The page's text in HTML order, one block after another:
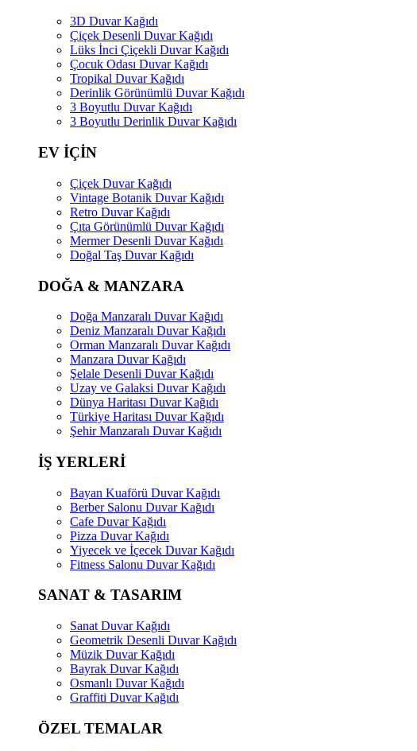
3D Duvar Kağıdı
Çiçek Desenli Duvar Kağıdı
Lüks İnci Çiçekli Duvar Kağıdı
Çocuk Odası Duvar Kağıdı
Tropikal Duvar Kağıdı
Derinlik Görünümlü Duvar Kağıdı
3 Boyutlu Duvar Kağıdı
3 Boyutlu Derinlik Duvar Kağıdı
EV İÇİN
Çiçek Duvar Kağıdı
Vintage Botanik Duvar Kağıdı
Retro Duvar Kağıdı
Çıta Görünümlü Duvar Kağıdı
Mermer Desenli Duvar Kağıdı
Doğal Taş Duvar Kağıdı
DOĞA & MANZARA
Doğa Manzaralı Duvar Kağıdı
Deniz Manzaralı Duvar Kağıdı
Orman Manzaralı Duvar Kağıdı
Manzara Duvar Kağıdı
Şelale Desenli Duvar Kağıdı
Uzay ve Galaksi Duvar Kağıdı
Dünya Haritası Duvar Kağıdı
Türkiye Haritası Duvar Kağıdı
Şehir Manzaralı Duvar Kağıdı
İŞ YERLERİ
Bayan Kuaförü Duvar Kağıdı
Berber Salonu Duvar Kağıdı
Cafe Duvar Kağıdı
Pizza Duvar Kağıdı
Yiyecek ve İçecek Duvar Kağıdı
Fitness Salonu Duvar Kağıdı
SANAT & TASARIM
Sanat Duvar Kağıdı
Geometrik Desenli Duvar Kağıdı
Müzik Duvar Kağıdı
Bayrak Duvar Kağıdı
Osmanlı Duvar Kağıdı
Graffiti Duvar Kağıdı
ÖZEL TEMALAR